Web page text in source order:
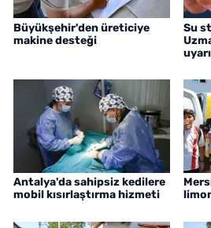
Büyükşehir'den üreticiye
makine desteği
Su
uyarı
Antalya'da sahipsiz kedilere
mobil kısırlaştırma hizmeti